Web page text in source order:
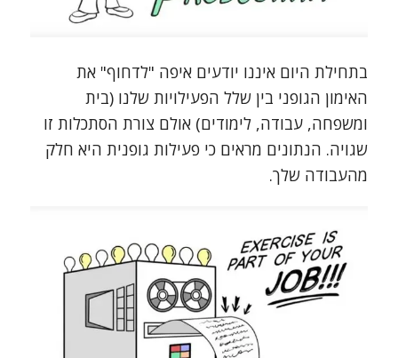
בתחילת היום איננו יודעים איפה "לדחוף" את
האימון הגופני בין שלל הפעילויות שלנו (בית
ומשפחה, עבודה, לימודים) אולם צורת הסתכלות זו
שגויה. הנתונים מראים כי פעילות גופנית היא חלק
מהעבודה שלך.